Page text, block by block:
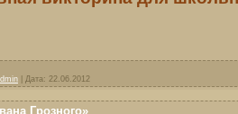
Дата: 22.06.2012
Грозного»